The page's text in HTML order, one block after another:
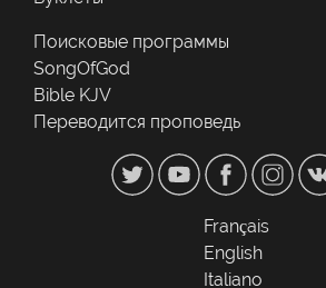
Поисковые программы
SongOfGod
Bible KJV
Переводится проповедь
Français
English
Italiano